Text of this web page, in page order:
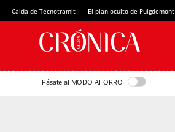
Caída de Tecnotramit El plan oculto de Puigdemont
Pásate al MODO AHORRO